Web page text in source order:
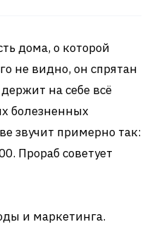
дома, о которой
не видно, он спрятан
на себе всё
болезненных
звучит примерно так:
Прораб советует
и маркетинга.